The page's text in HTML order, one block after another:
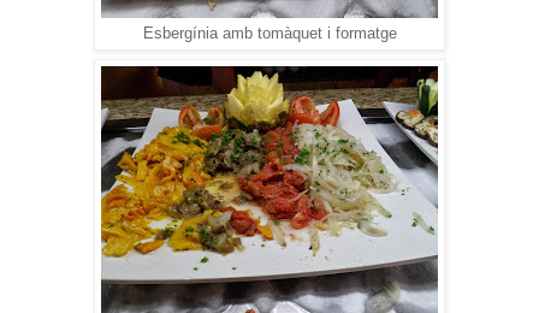
Esbergínia amb tomàquet i formatge